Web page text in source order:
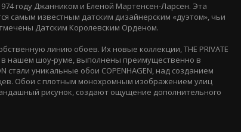
году Джанником и Еленой Мартенсен-Ларсен. Эта
самым известным датским дизайнерским «дуэтом», чьи
Датским Королевским Орденом.
линию обоев. Их новые коллекции, THE PRIVATE
в нашем шоу-руме, выполнены преимущественно в
стали уникальные обои COPENHAGEN, над созданием
Обои с плотным монохромным изображением улиц
рисунок, создают ощущение дополнительного